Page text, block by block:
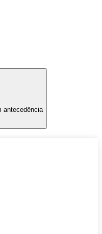
antecedência